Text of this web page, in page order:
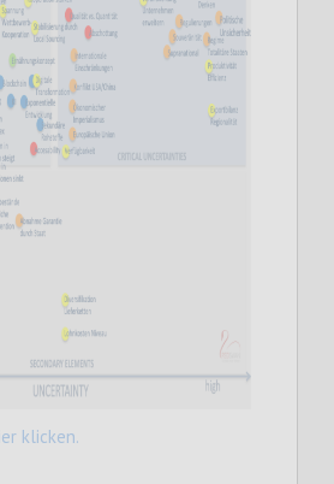
klicken.